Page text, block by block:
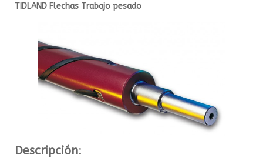
TIDLAND Flechas Trabajo pesado
Descripción: